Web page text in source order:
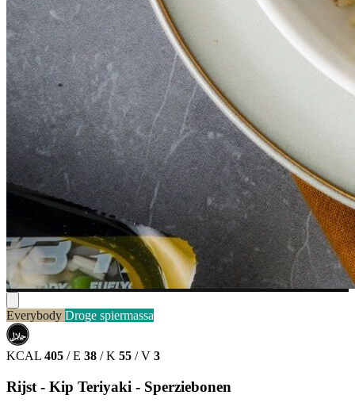
Everybody Droge spiermassa
حلال
HALAL
KCAL 405 / E 38 / K 55 / V 3
Rijst - Kip Teriyaki - Sperziebonen